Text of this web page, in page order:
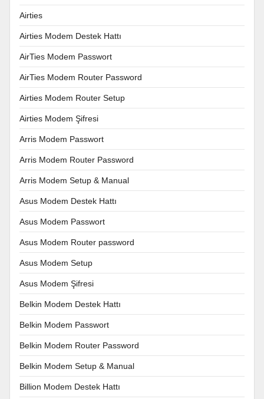
Airties
Airties Modem Destek Hattı
AirTies Modem Passwort
AirTies Modem Router Password
Airties Modem Router Setup
Airties Modem Şifresi
Arris Modem Passwort
Arris Modem Router Password
Arris Modem Setup & Manual
Asus Modem Destek Hattı
Asus Modem Passwort
Asus Modem Router password
Asus Modem Setup
Asus Modem Şifresi
Belkin Modem Destek Hattı
Belkin Modem Passwort
Belkin Modem Router Password
Belkin Modem Setup & Manual
Billion Modem Destek Hattı